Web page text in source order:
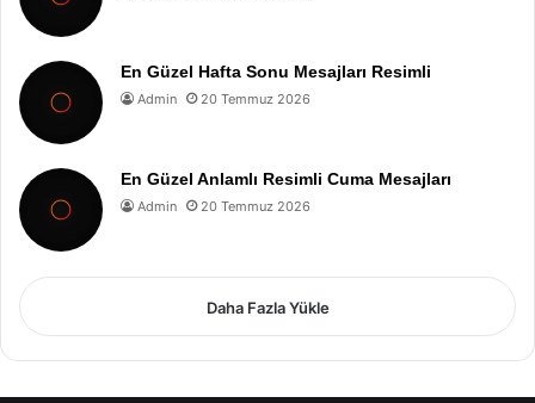
En Güzel Hafta Sonu Mesajları Resimli
Admin 20 Temmuz 2026
En Güzel Anlamlı Resimli Cuma Mesajları
Admin 20 Temmuz 2026
Daha Fazla Yükle